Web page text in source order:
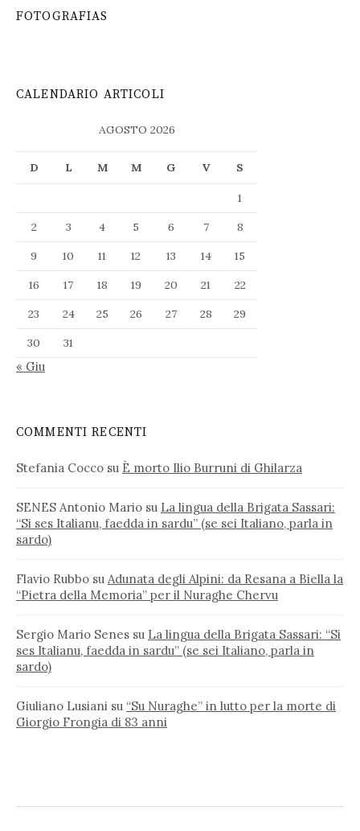
FOTOGRAFIAS
CALENDARIO ARTICOLI
AGOSTO 2026
D L M M G V S
1
2
3 4 5 6 7
8
9
10 11 12 13 14
15
16
17 18 19 20 21
22
23
24 25 26 27 28
29
30
31
« Giu
COMMENTI RECENTI
Stefania Cocco su È morto Ilio Burruni di Ghilarza
SENES Antonio Mario su La lingua della Brigata Sassari:
“Si ses Italianu, faedda in sardu” (se sei Italiano, parla in
sardo)
Flavio Rubbo su Adunata degli Alpini: da Resana a Biella la
“Pietra della Memoria” per il Nuraghe Chervu
Sergio Mario Senes su La lingua della Brigata Sassari: “Si
ses Italianu, faedda in sardu” (se sei Italiano, parla in
sardo)
Giuliano Lusiani su “Su Nuraghe” in lutto per la morte di
Giorgio Frongia di 83 anni